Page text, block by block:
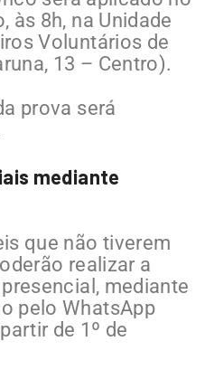
às 8h, na Unidade
Voluntários de
13 – Centro).
prova será
mediante
que não tiverem
realizar a
mediante
pelo WhatsApp
de 1º de